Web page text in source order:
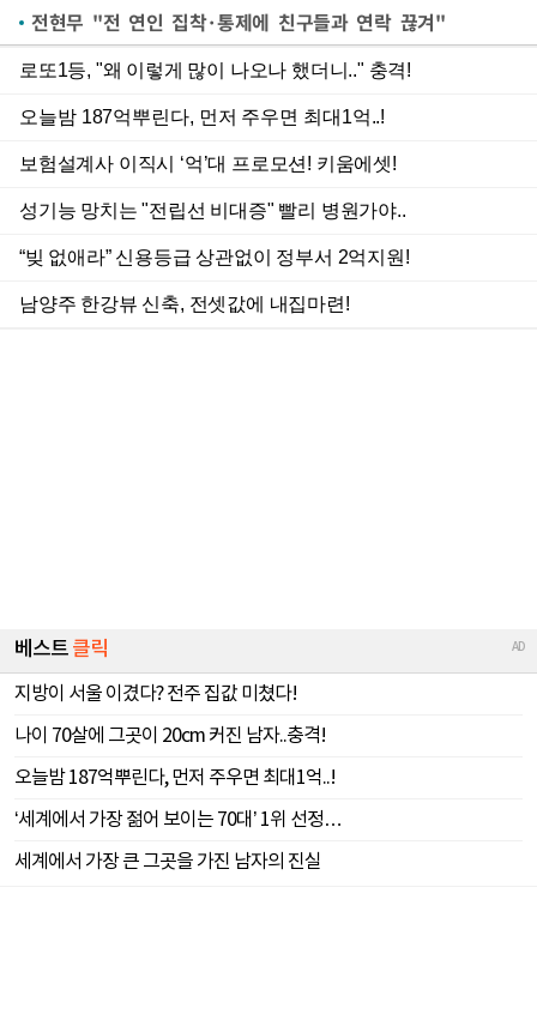
전현무 "전 연인 집착·통제에 친구들과 연락 끊겨"